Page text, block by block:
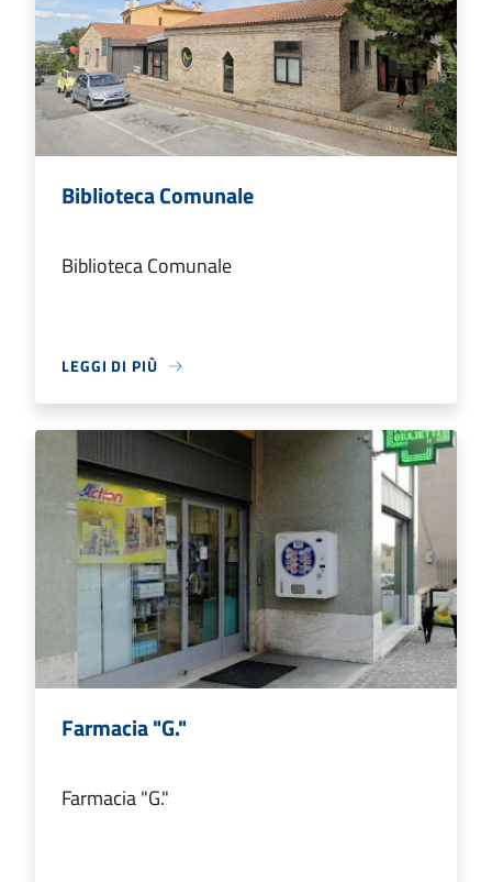
Biblioteca Comunale
Biblioteca Comunale
LEGGI DI PIÙ
Farmacia "G."
Farmacia "G."